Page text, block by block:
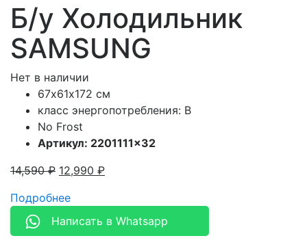
Б/у Холодильник
SAMSUNG
Нет в наличии
67х61х172 см
класс энергопотребления: B
No Frost
Артикул: 2201111×32
14,590₽ 12,990 ₽
Подробнее
Написать в Whatsapp